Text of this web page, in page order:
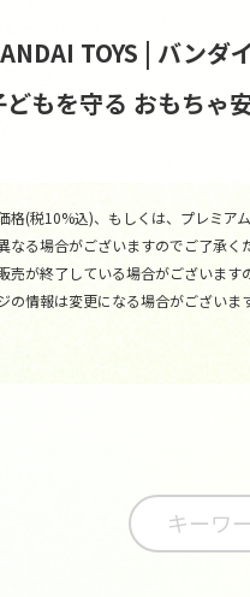
TOYS | バンダ
どもを守る おもちゃ
(税10%込)、もしくは、プレミア
る場合がございますのでご了承く
が終了している場合がございます
情報は変更になる場合がございま